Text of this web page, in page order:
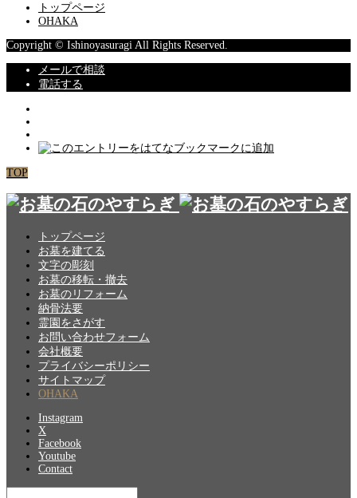
トップページ
OHAKA
Copyright © Ishinoyasuragi All Rights Reserved.
メールで相談
電話する
TOP
トップページ
お墓を建てる
文字の彫刻
お墓の移転・撤去
お墓のリフォーム
納骨法要
霊園をさがす
お問い合わせフォーム
会社概要
プライバシーポリシー
サイトマップ
OHAKA
Instagram
X
Facebook
Youtube
Contact